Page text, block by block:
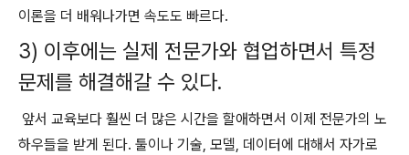
이론을 더 배워나가면 속도도 빠르다.
3) 이후에는 실제 전문가와 협업하면서 특정
문제를 해결해갈 수 있다.
앞서 교육보다 훨씬 더 많은 시간을 할애하면서 이제 전문가의 노
하우들을 받게 된다. 툴이나 기술, 모델, 데이터에 대해서 자가로